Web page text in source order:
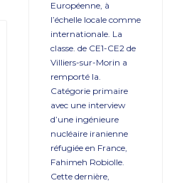
Européenne, à
l’échelle locale comme
internationale. La
classe. de CE1-CE2 de
Villiers-sur-Morin a
remporté la.
Catégorie primaire
avec une interview
d’une ingénieure
nucléaire iranienne
réfugiée en France,
Fahimeh Robiolle.
Cette dernière,